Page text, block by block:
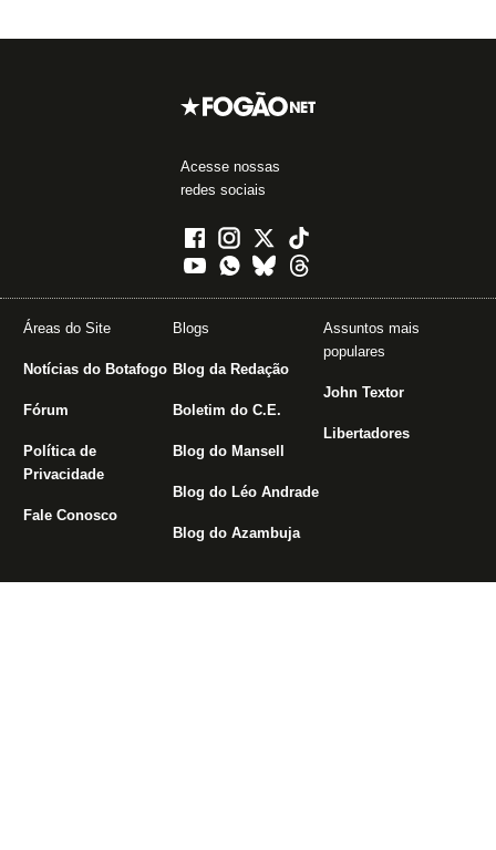
Acesse nossas
redes sociais
Áreas do Site
Notícias do Botafogo
Fórum
Política de
Privacidade
Fale Conosco
Blogs
Blog da Redação
Boletim do C.E.
Blog do Mansell
Blog do Léo Andrade
Blog do Azambuja
Assuntos mais
populares
John Textor
Libertadores